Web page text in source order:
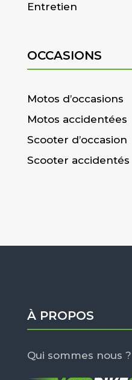
Entretien
OCCASIONS
Motos d’occasions
Motos accidentées
Scooter d’occasion
Scooter accidentés
À PROPOS
Qui sommes nous ?